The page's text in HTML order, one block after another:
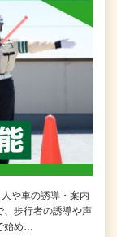
や車の誘導・案内
、歩行者の誘導や声
始め…